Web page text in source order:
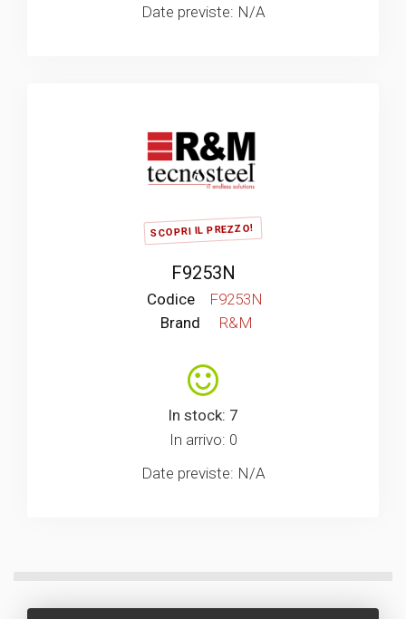
Date previste: N/A
SCOPRI IL PREZZO!
F9253N
Codice
F9253N
Brand
R&M
In stock: 7
In arrivo: 0
Date previste: N/A